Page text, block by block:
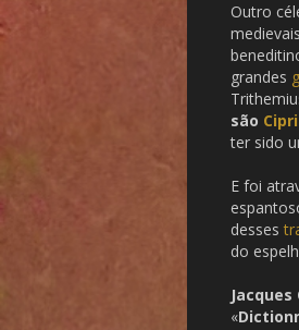
Outro
grandes
são
ter sido
E foi
desses
do
«